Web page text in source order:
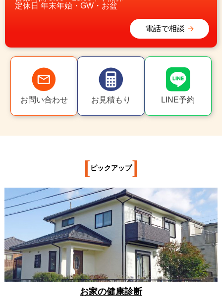
定休日 年末年始・GW・お盆
電話で相談
お問い合わせ お見積もり LINE予約
[ ピックアップ]
お家の健康診断